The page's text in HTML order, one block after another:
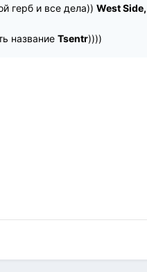
герб и все дела)) West
название Tsentr))))